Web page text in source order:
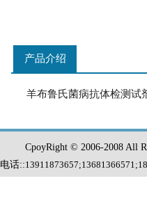
产品介绍
羊布鲁氏菌病抗体检测试
CpoyRight © 2006-2008 All
电话::13911873657;13681366571;